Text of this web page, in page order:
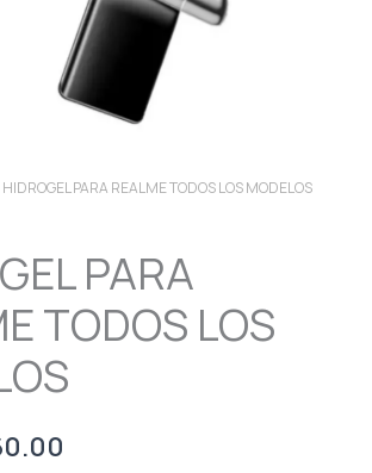
PARA REALME TODOS LOS MODELOS
PARA
TODOS LOS